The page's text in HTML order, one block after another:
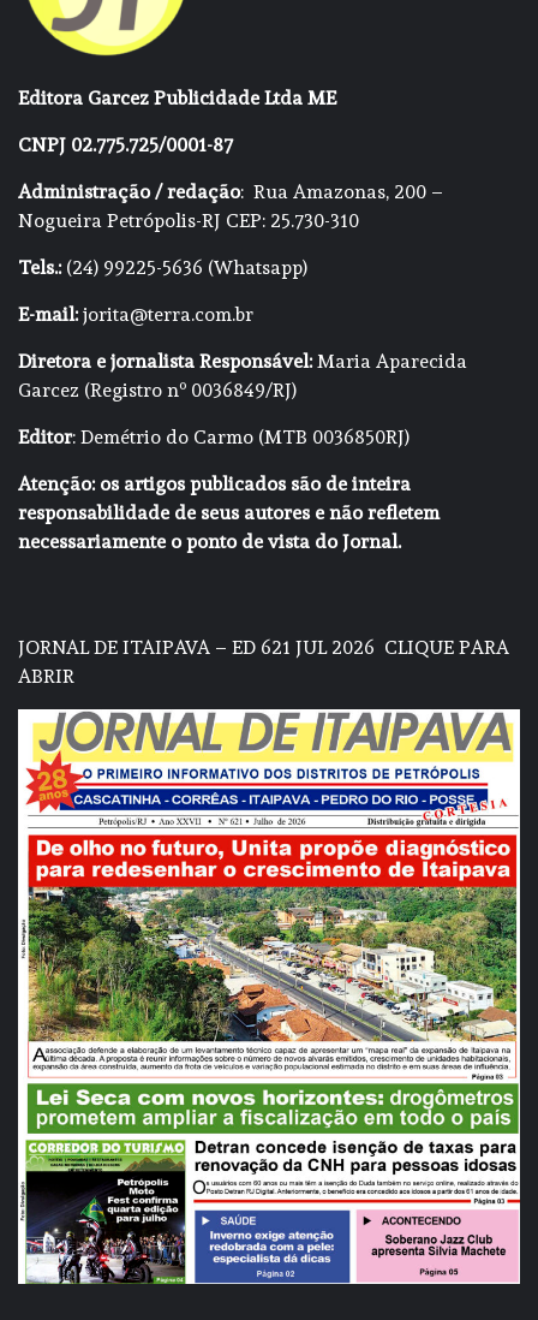
Editora Garcez Publicidade Ltda ME
CNPJ 02.775.725/0001-87
Administração / redação: Rua Amazonas, 200 –
Nogueira Petrópolis-RJ CEP: 25.730-310
Tels.:(24) 99225-5636 (Whatsapp)
E-mail:jorita@terra.com.br
Diretora e jornalista Responsável:Maria Aparecida
Garcez (Registro nº 0036849/RJ)
Editor: Demétrio do Carmo (MTB 0036850RJ)
Atenção: os artigos publicados são de inteira
responsabilidade de seus autores e não refletem
necessariamente o ponto de vista do Jornal.
JORNAL DE ITAIPAVA – ED 621 JUL 2026 CLIQUE PARA
ABRIR